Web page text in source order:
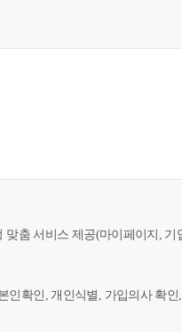
춤 서비스 제공(마이페이지, 기
확인, 개인식별, 가입의사 확